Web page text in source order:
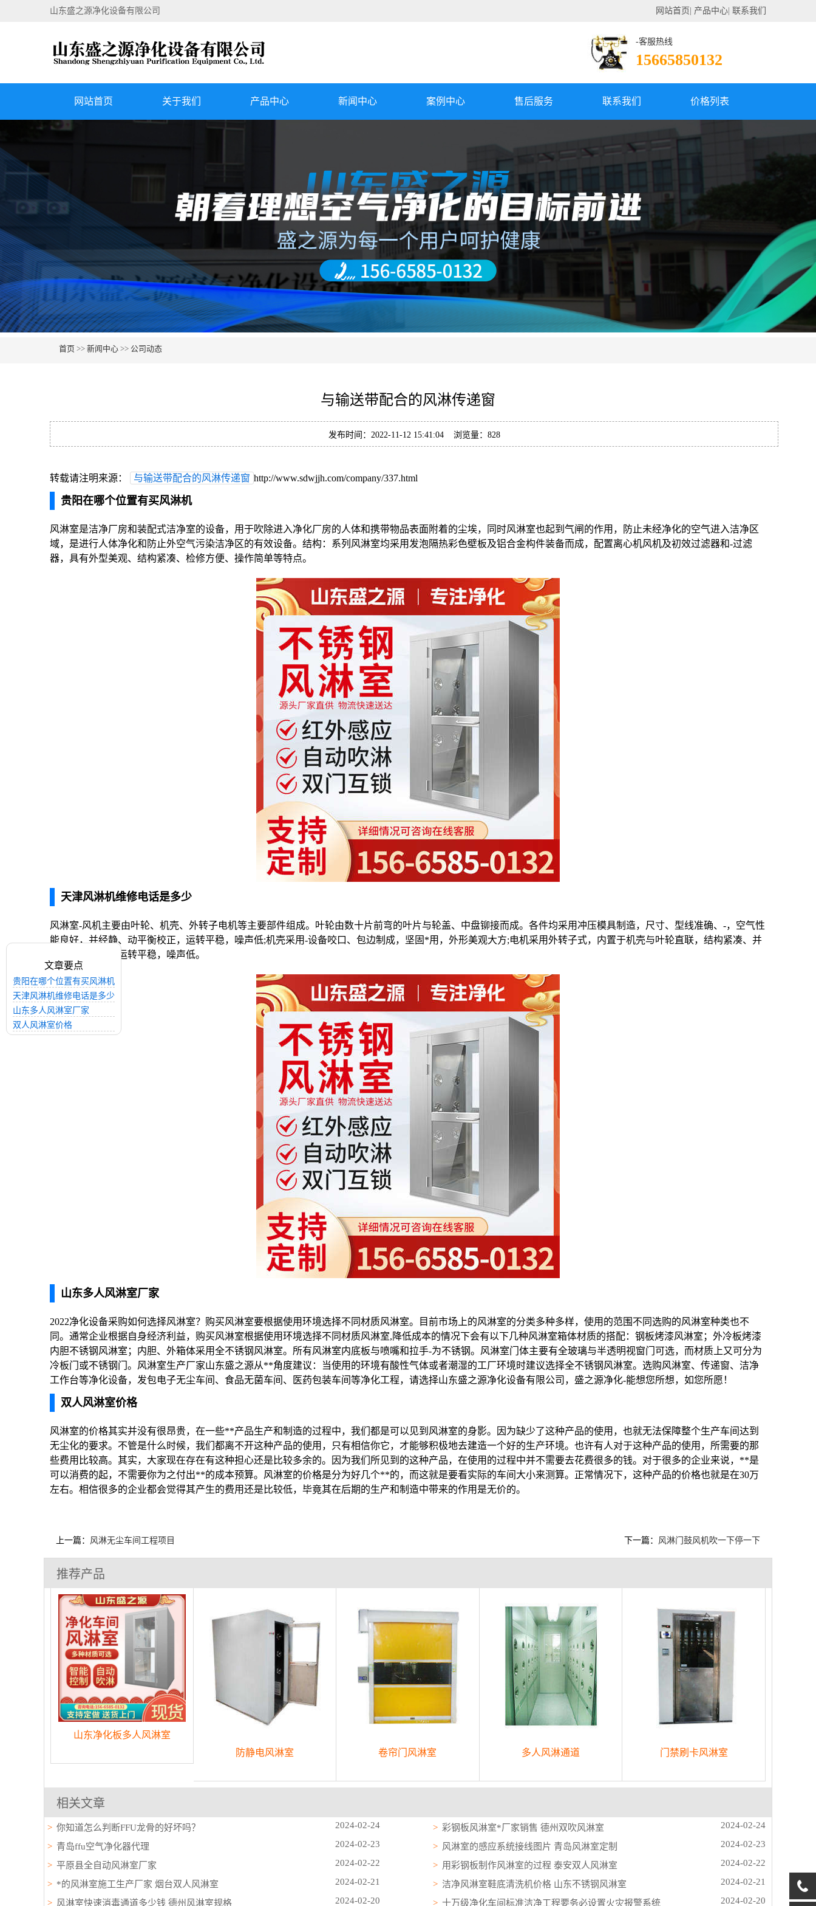
网站首页 产品中心 联系我们
山东盛之源净化设备有限公司
-客服热线
15665850132
网站首页 关于我们 产品中心 新闻中心 案例中心 售后服务 联系我们 价格列表
首页 >> 新闻中心 >> 公司动态
与输送带配合的风淋传递窗
发布时间：2022-11-12 15:41:04 浏览量：828
转载请注明来源： 与输送带配合的风淋传递窗 http://www.sdwjjh.com/company/337.html
文章要点
贵阳在哪个位置有买风淋机
天津风淋机维修电话是多少
山东多人风淋室厂家
双人风淋室价格
贵阳在哪个位置有买风淋机
风淋室是洁净厂房和装配式洁净室的设备，用于吹除进入净化厂房的人体和携带物品表面附着的尘埃，同时风淋室也起到气闸的作用，防止未经净化的空气进入洁净区
域，是进行人体净化和防止外空气污染洁净区的有效设备。结构：系列风淋室均采用发泡隔热彩色壁板及铝合金构件装备而成，配置离心机风机及初效过滤器和-过滤
器，具有外型美观、结构紧凑、检修方便、操作简单等特点。
天津风淋机维修电话是多少
风淋室-风机主要由叶轮、机壳、外转子电机等主要部件组成。叶轮由数十片前弯的叶片与轮盖、中盘铆接而成。各件均采用冲压模具制造，尺寸、型线准确、-，空气性
能良好，并经静、动平衡校正，运转平稳，噪声低;机壳采用-设备咬口、包边制成，坚固*用，外形美观大方;电机采用外转子式，内置于机壳与叶轮直联，结构紧凑、并
经动平衡校正，运转平稳，噪声低。
山东多人风淋室厂家
2022净化设备采购如何选择风淋室？购买风淋室要根据使用环境选择不同材质风淋室。目前市场上的风淋室的分类多种多样，使用的范围不同选购的风淋室种类也不
同。通常企业根据自身经济利益，购买风淋室根据使用环境选择不同材质风淋室,降低成本的情况下会有以下几种风淋室箱体材质的搭配：钢板烤漆风淋室；外冷板烤漆
内胆不锈钢风淋室；内胆、外箱体采用全不锈钢风淋室。所有风淋室内底板与喷嘴和拉手-为不锈钢。风淋室门体主要有全玻璃与半透明视窗门可选，而材质上又可分为
冷板门或不锈钢门。风淋室生产厂家山东盛之源从**角度建议：当使用的环境有酸性气体或者潮湿的工厂环境时建议选择全不锈钢风淋室。选购风淋室、传递窗、洁净
工作台等净化设备，发包电子无尘车间、食品无菌车间、医药包装车间等净化工程，请选择山东盛之源净化设备有限公司，盛之源净化-能想您所想，如您所愿！
双人风淋室价格
风淋室的价格其实并没有很昂贵，在一些**产品生产和制造的过程中，我们都是可以见到风淋室的身影。因为缺少了这种产品的使用，也就无法保障整个生产车间达到
无尘化的要求。不管是什么时候，我们都离不开这种产品的使用，只有相信你它，才能够积极地去建造一个好的生产环境。也许有人对于这种产品的使用，所需要的那
些费用比较高。其实，大家现在存在有这种担心还是比较多余的。因为我们所见到的这种产品，在使用的过程中并不需要去花费很多的钱。对于很多的企业来说，**是
可以消费的起，不需要你为之付出**的成本预算。风淋室的价格是分为好几个**的，而这就是要看实际的车间大小来测算。正常情况下，这种产品的价格也就是在30万
左右。相信很多的企业都会觉得其产生的费用还是比较低，毕竟其在后期的生产和制造中带来的作用是无价的。
上一篇： 风淋无尘车间工程项目 下一篇： 风淋门鼓风机吹一下停一下
推荐产品
山东净化板多人风淋室
防静电风淋室
卷帘门风淋室 多人风淋通道 门禁刷卡风淋室
相关文章
你知道怎么判断FFU龙骨的好坏吗？ 2024-02-24 彩钢板风淋室*厂家销售 德州双吹风淋室 2024-02-24
青岛ffu空气净化器代理 2024-02-23 风淋室的感应系统接线图片 青岛风淋室定制 2024-02-23
平原县全自动风淋室厂家 2024-02-22 用彩钢板制作风淋室的过程 泰安双人风淋室 2024-02-22
*的风淋室施工生产厂家 烟台双人风淋室 2024-02-21 洁净风淋室鞋底清洗机价格 山东不锈钢风淋室 2024-02-21
风淋室快速消毒通道多少钱 德州风淋室规格 2024-02-20 十万级净化车间标准洁净工程要务必设置火灾报警系统 2024-02-20